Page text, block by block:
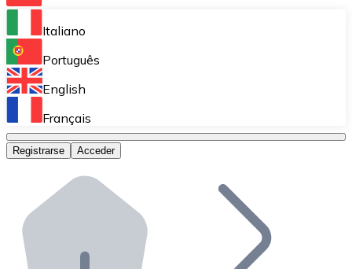
Bitnovo Ramp
Integra nuestra solución en tu plataforma.
Bitnovo Giftcards
Bitnovo OTC
Bitnovo ATM
Integra un ATM Bitnovo en tu negocio y permite que
Bitnovo API
Italiano
Português
English
Français
Registrarse Acceder